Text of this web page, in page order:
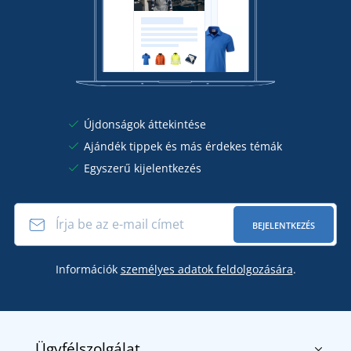
Újdonságok áttekintése
Ajándék tippek és más érdekes témák
Egyszerű kijelentkezés
BEJELENTKEZÉS
Információk személyes adatok feldolgozására.